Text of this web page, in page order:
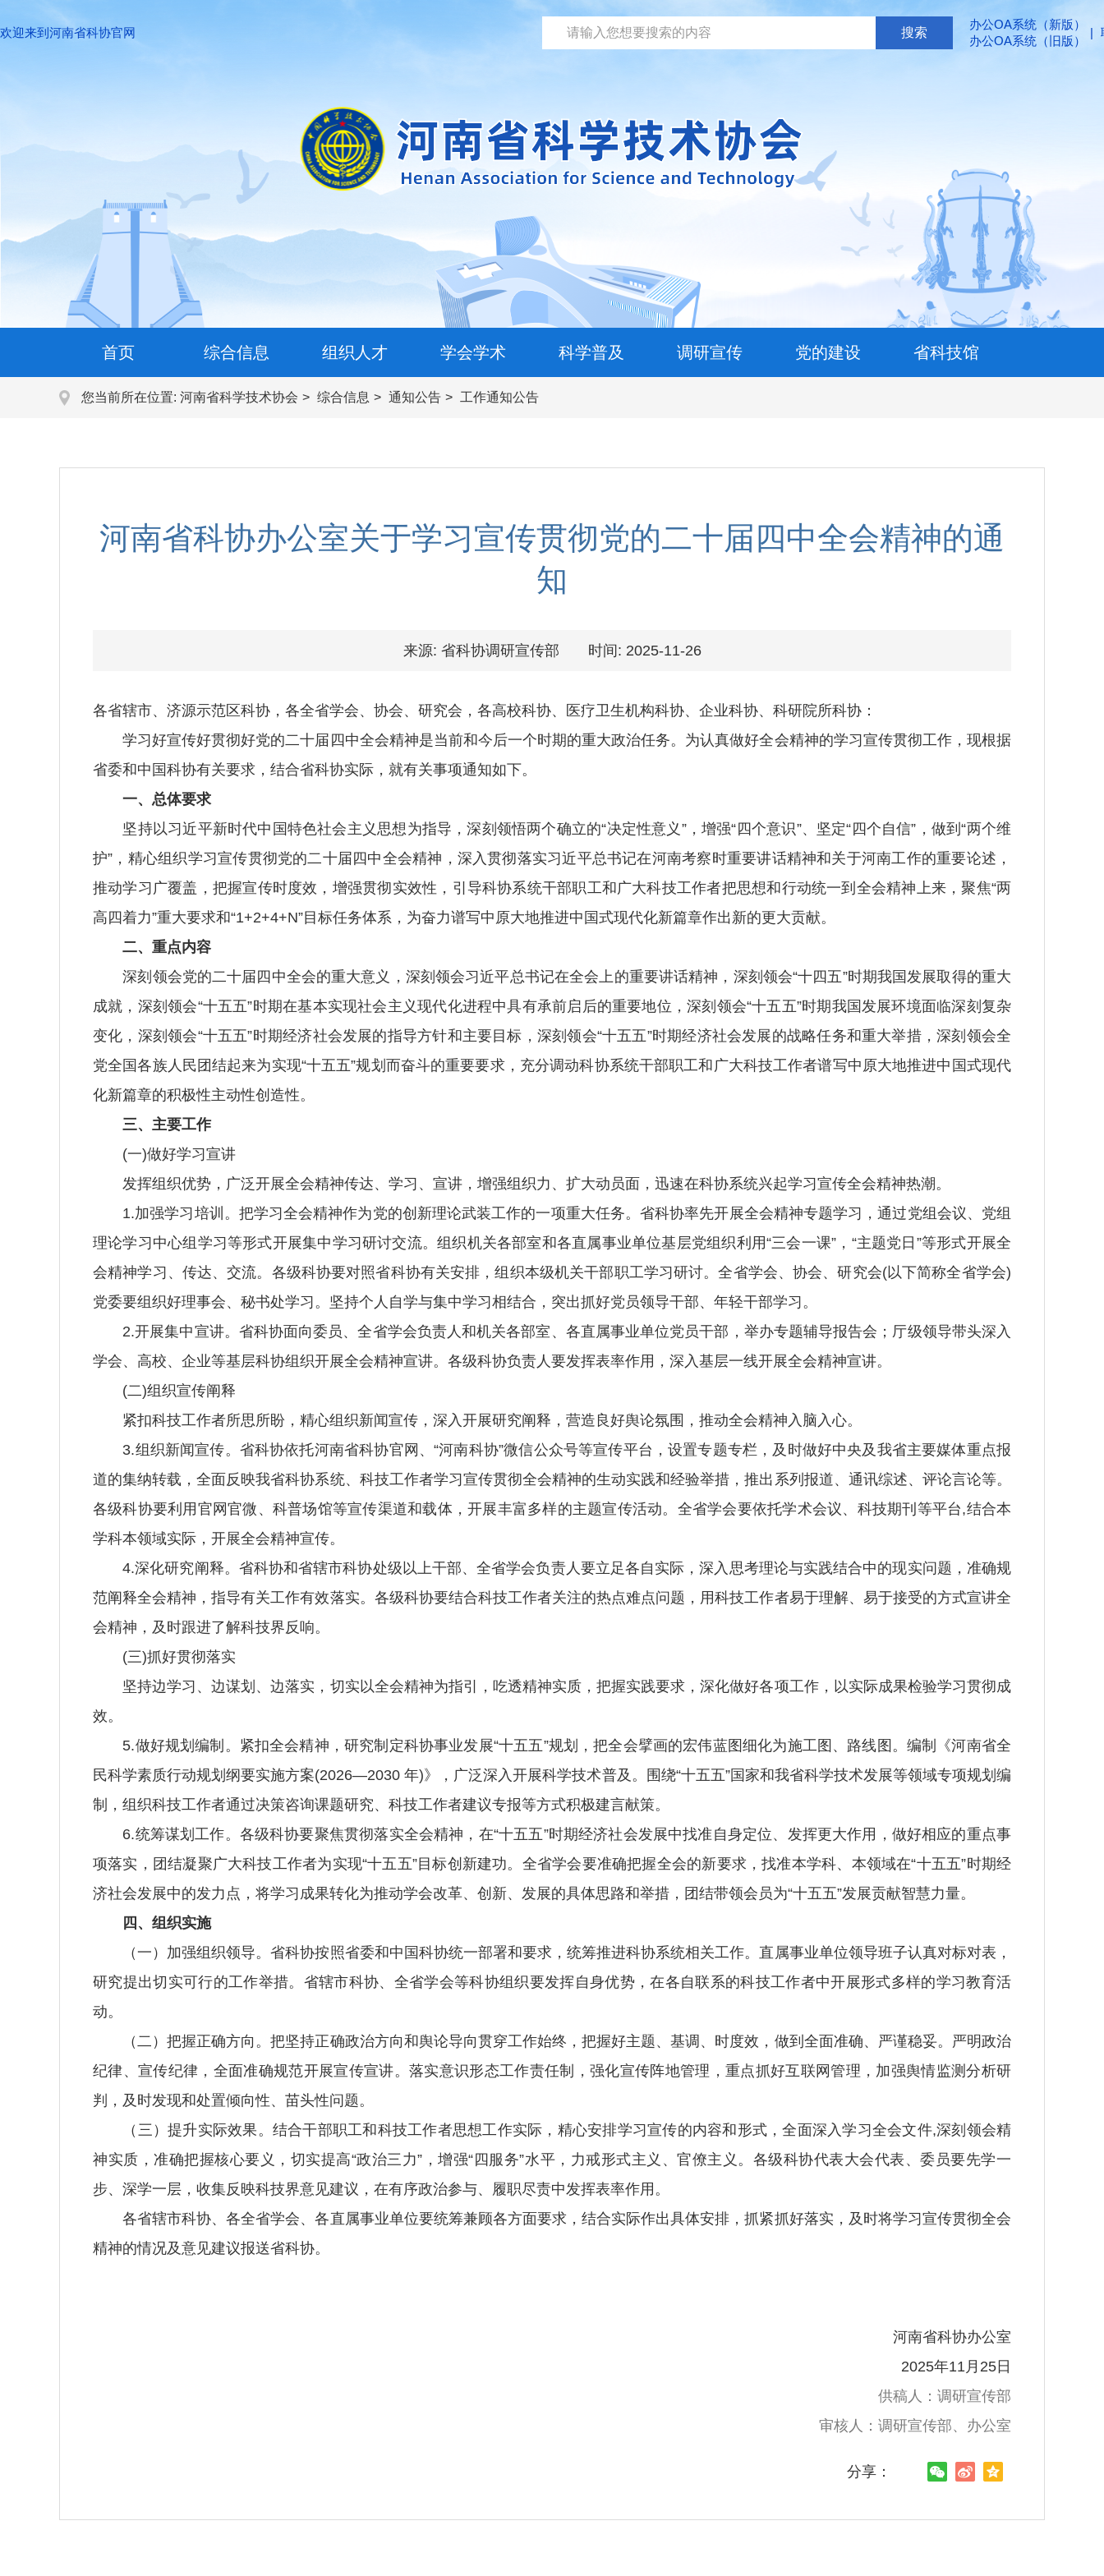
欢迎来到河南省科协官网
办公OA系统（新版）
办公OA系统（旧版）
|
首页 综合信息 组织人才 学会学术 科学普及 调研宣传 党的建设 省科技馆
您当前所在位置: 河南省科学技术协会 综合信息 通知公告 工作通知公告
河南省科协办公室关于学习宣传贯彻党的二十届四中全会精神的通
知
来源: 省科协调研宣传部 时间: 2025-11-26
各省辖市、济源示范区科协，各全省学会、协会、研究会，各高校科协、医疗卫生机构科协、企业科协、科研院所科协：
学习好宣传好贯彻好党的二十届四中全会精神是当前和今后一个时期的重大政治任务。为认真做好全会精神的学习宣传贯彻工作，现根据
省委和中国科协有关要求，结合省科协实际，就有关事项通知如下。
一、总体要求
坚持以习近平新时代中国特色社会主义思想为指导，深刻领悟两个确立的“决定性意义”，增强“四个意识”、坚定“四个自信”，做到“两个维
护”，精心组织学习宣传贯彻党的二十届四中全会精神，深入贯彻落实习近平总书记在河南考察时重要讲话精神和关于河南工作的重要论述，
推动学习广覆盖，把握宣传时度效，增强贯彻实效性，引导科协系统干部职工和广大科技工作者把思想和行动统一到全会精神上来，聚焦“两
高四着力”重大要求和“1+2+4+N”目标任务体系，为奋力谱写中原大地推进中国式现代化新篇章作出新的更大贡献。
二、重点内容
深刻领会党的二十届四中全会的重大意义，深刻领会习近平总书记在全会上的重要讲话精神，深刻领会“十四五”时期我国发展取得的重大
成就，深刻领会“十五五”时期在基本实现社会主义现代化进程中具有承前启后的重要地位，深刻领会“十五五”时期我国发展环境面临深刻复杂
变化，深刻领会“十五五”时期经济社会发展的指导方针和主要目标，深刻领会“十五五”时期经济社会发展的战略任务和重大举措，深刻领会全
党全国各族人民团结起来为实现“十五五”规划而奋斗的重要要求，充分调动科协系统干部职工和广大科技工作者谱写中原大地推进中国式现代
化新篇章的积极性主动性创造性。
三、主要工作
(一)做好学习宣讲
发挥组织优势，广泛开展全会精神传达、学习、宣讲，增强组织力、扩大动员面，迅速在科协系统兴起学习宣传全会精神热潮。
1.加强学习培训。把学习全会精神作为党的创新理论武装工作的一项重大任务。省科协率先开展全会精神专题学习，通过党组会议、党组
理论学习中心组学习等形式开展集中学习研讨交流。组织机关各部室和各直属事业单位基层党组织利用“三会一课”，“主题党日”等形式开展全
会精神学习、传达、交流。各级科协要对照省科协有关安排，组织本级机关干部职工学习研讨。全省学会、协会、研究会(以下简称全省学会)
党委要组织好理事会、秘书处学习。坚持个人自学与集中学习相结合，突出抓好党员领导干部、年轻干部学习。
2.开展集中宣讲。省科协面向委员、全省学会负责人和机关各部室、各直属事业单位党员干部，举办专题辅导报告会；厅级领导带头深入
学会、高校、企业等基层科协组织开展全会精神宣讲。各级科协负责人要发挥表率作用，深入基层一线开展全会精神宣讲。
(二)组织宣传阐释
紧扣科技工作者所思所盼，精心组织新闻宣传，深入开展研究阐释，营造良好舆论氛围，推动全会精神入脑入心。
3.组织新闻宣传。省科协依托河南省科协官网、“河南科协”微信公众号等宣传平台，设置专题专栏，及时做好中央及我省主要媒体重点报
道的集纳转载，全面反映我省科协系统、科技工作者学习宣传贯彻全会精神的生动实践和经验举措，推出系列报道、通讯综述、评论言论等。
各级科协要利用官网官微、科普场馆等宣传渠道和载体，开展丰富多样的主题宣传活动。全省学会要依托学术会议、科技期刊等平台,结合本
学科本领域实际，开展全会精神宣传。
4.深化研究阐释。省科协和省辖市科协处级以上干部、全省学会负责人要立足各自实际，深入思考理论与实践结合中的现实问题，准确规
范阐释全会精神，指导有关工作有效落实。各级科协要结合科技工作者关注的热点难点问题，用科技工作者易于理解、易于接受的方式宣讲全
会精神，及时跟进了解科技界反响。
(三)抓好贯彻落实
坚持边学习、边谋划、边落实，切实以全会精神为指引，吃透精神实质，把握实践要求，深化做好各项工作，以实际成果检验学习贯彻成
效。
5.做好规划编制。紧扣全会精神，研究制定科协事业发展“十五五”规划，把全会擘画的宏伟蓝图细化为施工图、路线图。编制《河南省全
民科学素质行动规划纲要实施方案(2026—2030 年)》，广泛深入开展科学技术普及。围绕“十五五”国家和我省科学技术发展等领域专项规划编
制，组织科技工作者通过决策咨询课题研究、科技工作者建议专报等方式积极建言献策。
6.统筹谋划工作。各级科协要聚焦贯彻落实全会精神，在“十五五”时期经济社会发展中找准自身定位、发挥更大作用，做好相应的重点事
项落实，团结凝聚广大科技工作者为实现“十五五”目标创新建功。全省学会要准确把握全会的新要求，找准本学科、本领域在“十五五”时期经
济社会发展中的发力点，将学习成果转化为推动学会改革、创新、发展的具体思路和举措，团结带领会员为“十五五”发展贡献智慧力量。
四、组织实施
（一）加强组织领导。省科协按照省委和中国科协统一部署和要求，统筹推进科协系统相关工作。直属事业单位领导班子认真对标对表，
研究提出切实可行的工作举措。省辖市科协、全省学会等科协组织要发挥自身优势，在各自联系的科技工作者中开展形式多样的学习教育活
动。
（二）把握正确方向。把坚持正确政治方向和舆论导向贯穿工作始终，把握好主题、基调、时度效，做到全面准确、严谨稳妥。严明政治
纪律、宣传纪律，全面准确规范开展宣传宣讲。落实意识形态工作责任制，强化宣传阵地管理，重点抓好互联网管理，加强舆情监测分析研
判，及时发现和处置倾向性、苗头性问题。
（三）提升实际效果。结合干部职工和科技工作者思想工作实际，精心安排学习宣传的内容和形式，全面深入学习全会文件,深刻领会精
神实质，准确把握核心要义，切实提高“政治三力”，增强“四服务”水平，力戒形式主义、官僚主义。各级科协代表大会代表、委员要先学一
步、深学一层，收集反映科技界意见建议，在有序政治参与、履职尽责中发挥表率作用。
各省辖市科协、各全省学会、各直属事业单位要统筹兼顾各方面要求，结合实际作出具体安排，抓紧抓好落实，及时将学习宣传贯彻全会
精神的情况及意见建议报送省科协。
河南省科协办公室
2025年11月25日
供稿人：调研宣传部
审核人：调研宣传部、办公室
分享：